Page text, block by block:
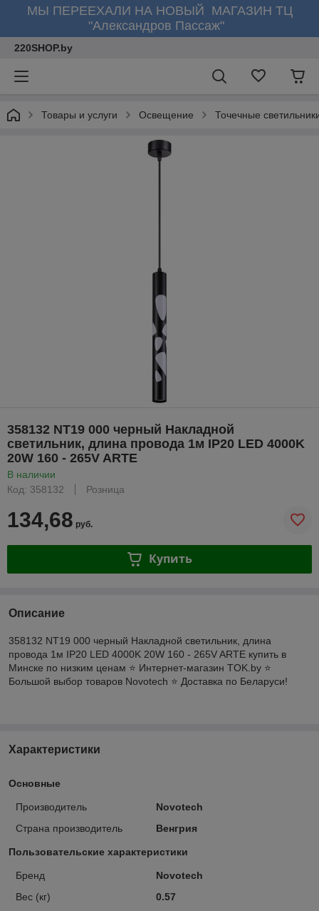
МЫ ПЕРЕЕХАЛИ НА НОВЫЙ МАГАЗИН ТЦ
"Александров Пассаж"
220SHOP.by
Товары и услуги Освещение Точечные
358132 NT19 000 черный Накладной
светильник, длина провода 1м IP20 LED 4000K
20W 160 - 265V ARTE
В наличии
Код: 358132
Розница
134,68 руб.
Купить
Описание
358132 NT19 000 черный Накладной светильник, длина
провода 1м IP20 LED 4000K 20W 160 - 265V ARTE купить в
Минске по низким ценам ⭐️ Интернет-магазин TOK.by ⭐️
Большой выбор товаров Novotech ⭐️ Доставка по Беларуси!
Характеристики
Основные
Производитель
Novotech
Страна производитель
Венгрия
Пользовательские характеристики
Бренд
Novotech
Вес (кг)
0.57